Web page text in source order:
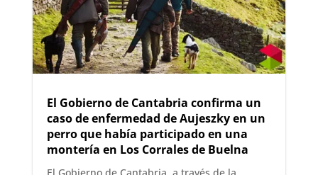
El Gobierno de Cantabria confirma un
caso de enfermedad de Aujeszky en un
perro que había participado en una
montería en Los Corrales de Buelna
El Gobierno de Cantabria, a través de la